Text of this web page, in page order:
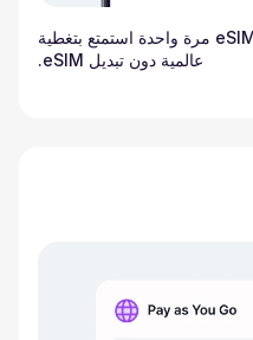
حمّل تطبيق Roamless وثبّت eSIM مرة واحدة استمتع بتغطية
عالمية دون تبديل eSIM.